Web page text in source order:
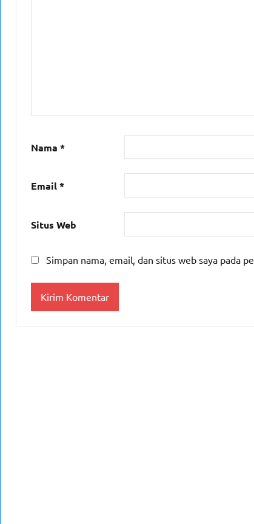
Nama *
Email*
Situs Web
Simpan nama, email, dan situs web saya pada